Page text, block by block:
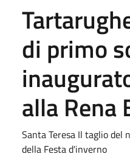
di primo
alla Rena
Santa Teresa Il taglio
della Festa d'inverno